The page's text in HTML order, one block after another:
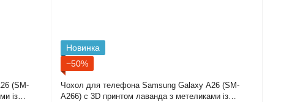
(SM-
із
Новинка
−50%
Чохол для телефона Samsung Galaxy A26 (SM-
A266) с 3D принтом лаванда з метеликами із